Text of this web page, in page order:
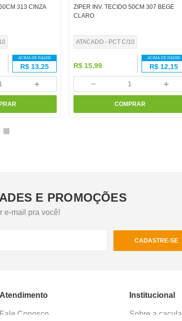
313 CINZA
ACIMA DE R$1000
R$ 13,25
＋
ZIPER INV. TECIDO 50CM 307 BEGE
CLARO
ATACADO - PCT C/10
R$ 15,99
ACIMA DE R$1000
R$ 12,15
＋
－
COMPRAR
E PROMOÇÕES
e-mail pra você!
CADASTRE-SE
Atendimento
Fale Conosco
Institucional
Sobre a caçula